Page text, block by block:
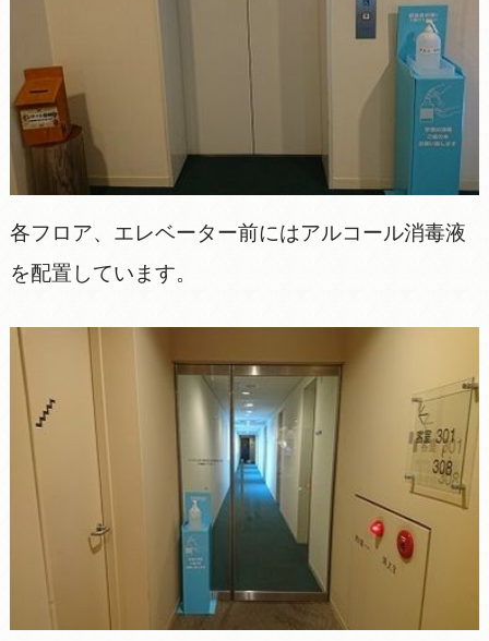
各フロア、エレベーター前にはアルコール消毒液
を配置しています。